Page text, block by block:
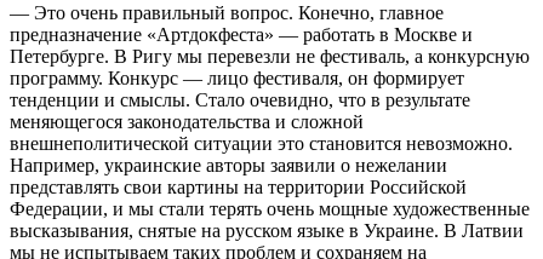
— Это очень правильный вопрос. Конечно, главное
предназначение «Артдокфеста» — работать в Москве и
Петербурге. В Ригу мы перевезли не фестиваль, а конкурсную
программу. Конкурс — лицо фестиваля, он формирует
тенденции и смыслы. Стало очевидно, что в результате
меняющегося законодательства и сложной
внешнеполитической ситуации это становится невозможно.
Например, украинские авторы заявили о нежелании
представлять свои картины на территории Российской
Федерации, и мы стали терять очень мощные художественные
высказывания, снятые на русском языке в Украине. В Латвии
мы не испытываем таких проблем и сохраняем на